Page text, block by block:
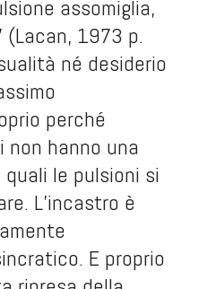
assomiglia,
(Lacan, 1973 p.
né desiderio
perché
non hanno una
le pulsioni si
L’incastro è
E proprio